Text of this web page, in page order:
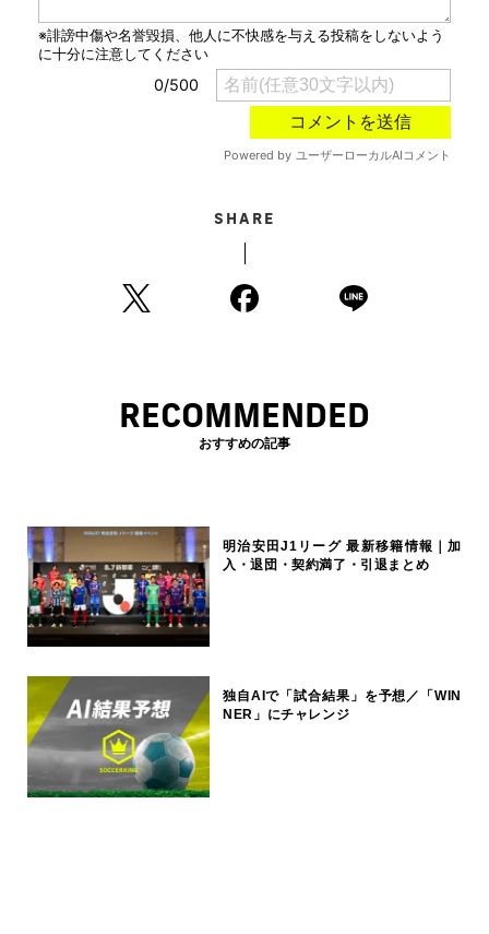
SHARE
RECOMMENDED
おすすめの記事
明治安田J1リーグ 最新移籍情報｜加
入・退団・契約満了・引退まとめ
独自AIで「試合結果」を予想／「WIN
NER」にチャレンジ